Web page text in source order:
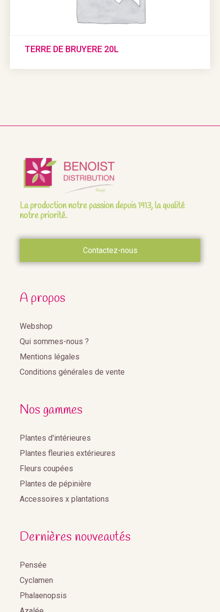
TERRE DE BRUYERE 20L
La production notre passion depuis 1913, la qualité
notre priorité.
Contactez-nous
A propos
Webshop
Qui sommes-nous ?
Mentions légales
Conditions générales de vente
Nos gammes
Plantes d'intérieures
Plantes fleuries extérieures
Fleurs coupées
Plantes de pépinière
Accessoires x plantations
Dernières nouveautés
Pensée
Cyclamen
Phalaenopsis